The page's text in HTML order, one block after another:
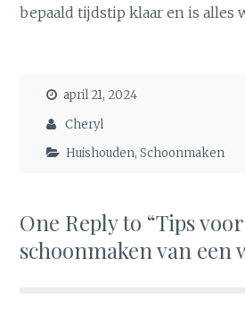
bepaald tijdstip klaar en is alles
april 21, 2024
Cheryl
Huishouden,Schoonmaken
One Reply to “Tips
schoonmaken van een